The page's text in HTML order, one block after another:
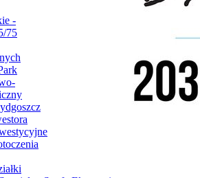
-
75